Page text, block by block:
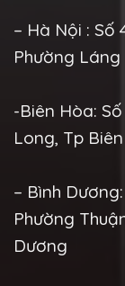
– Hà Nội : Số
Phường
-Biên Hòa:
Long, Tp
– Bình
Phường
Dương